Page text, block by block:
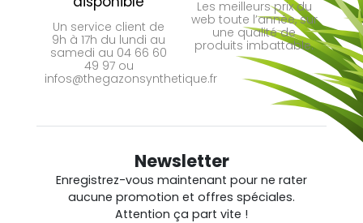
Un service client de
9h à 17h du lundi au
samedi au 04 66 60
49 97 ou
infos@thegazonsynthetique.fr
Les meilleurs prix du
web toute l’année, sur
une qualité de
produits imbattable.
Newsletter
Enregistrez-vous maintenant pour ne rater
aucune promotion et offres spéciales.
Attention ça part vite !